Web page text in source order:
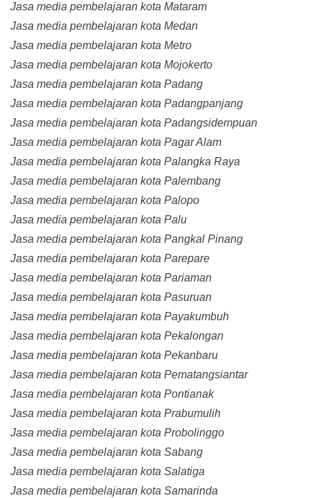
Jasa media pembelajaran kota Mataram
Jasa media pembelajaran kota Medan
Jasa media pembelajaran kota Metro
Jasa media pembelajaran kota Mojokerto
Jasa media pembelajaran kota Padang
Jasa media pembelajaran kota Padangpanjang
Jasa media pembelajaran kota Padangsidempuan
Jasa media pembelajaran kota Pagar Alam
Jasa media pembelajaran kota Palangka Raya
Jasa media pembelajaran kota Palembang
Jasa media pembelajaran kota Palopo
Jasa media pembelajaran kota Palu
Jasa media pembelajaran kota Pangkal Pinang
Jasa media pembelajaran kota Parepare
Jasa media pembelajaran kota Pariaman
Jasa media pembelajaran kota Pasuruan
Jasa media pembelajaran kota Payakumbuh
Jasa media pembelajaran kota Pekalongan
Jasa media pembelajaran kota Pekanbaru
Jasa media pembelajaran kota Pematangsiantar
Jasa media pembelajaran kota Pontianak
Jasa media pembelajaran kota Prabumulih
Jasa media pembelajaran kota Probolinggo
Jasa media pembelajaran kota Sabang
Jasa media pembelajaran kota Salatiga
Jasa media pembelajaran kota Samarinda